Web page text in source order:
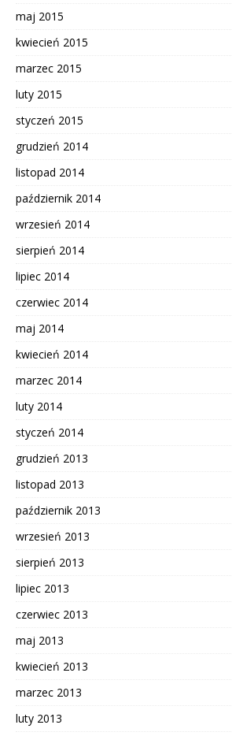
maj 2015
kwiecień 2015
marzec 2015
luty 2015
styczeń 2015
grudzień 2014
listopad 2014
październik 2014
wrzesień 2014
sierpień 2014
lipiec 2014
czerwiec 2014
maj 2014
kwiecień 2014
marzec 2014
luty 2014
styczeń 2014
grudzień 2013
listopad 2013
październik 2013
wrzesień 2013
sierpień 2013
lipiec 2013
czerwiec 2013
maj 2013
kwiecień 2013
marzec 2013
luty 2013